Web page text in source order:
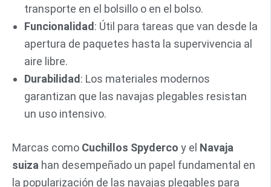
transporte en el bolsillo o en el bolso.
Funcionalidad: Útil para tareas que van desde la
apertura de paquetes hasta la supervivencia al
aire libre.
Durabilidad: Los materiales modernos
garantizan que las navajas plegables resistan
un uso intensivo.
Marcas como Cuchillos Spyderco y el Navaja
suiza han desempeñado un papel fundamental en
la popularización de las navajas plegables para